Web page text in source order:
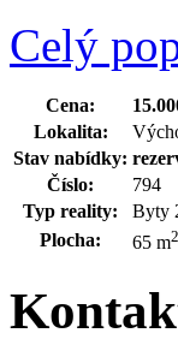
Celý
Cena:
Lokalita:
Stav nabídky:
Číslo:
794
Typ reality:
Byty
Plocha:
65 m2